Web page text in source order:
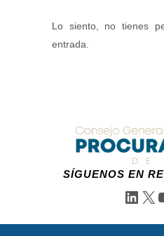
Lo siento, no tienes
entrada.
SÍGUENOS EN
X